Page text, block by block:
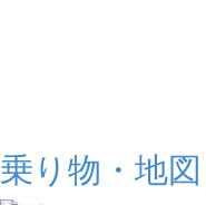
乗り物・地図